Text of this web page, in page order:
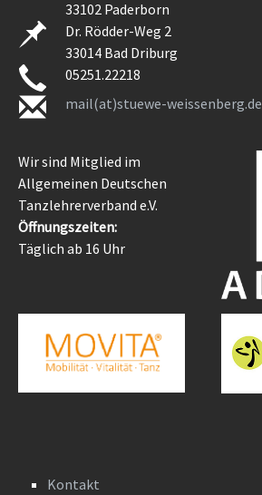
33102 Paderborn
Dr. Rödder-Weg 2
33014 Bad Driburg
05251.22218
mail(at)stuewe-weissenberg.de
Wir sind Mitglied im
Allgemeinen Deutschen
Tanzlehrerverband e.V.
Öffnungszeiten:
Täglich ab 16 Uhr
Kontakt